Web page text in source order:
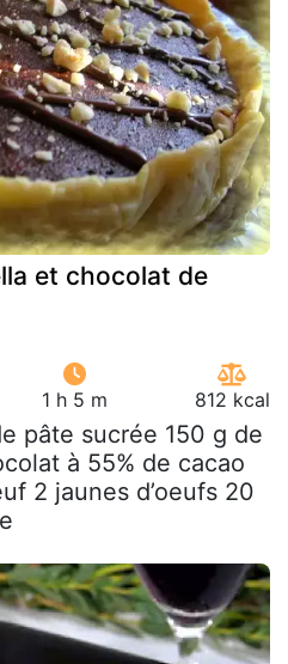
et chocolat de
1 h 5 m 812 kcal
pâte sucrée 150 g de
à 55% de cacao
2 jaunes d’oeufs 20